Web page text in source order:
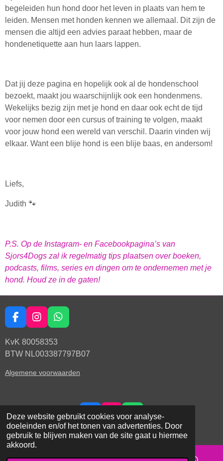
Deze website gebruikt cookies voor analyse-
doeleinden en/of het tonen van advertenties. Door
gebruik te blijven maken van de site gaat u hiermee
akkoord.
begeleiden hun hond door het leven in plaats van hem te
leiden. Mensen met honden kennen we allemaal. Dit zijn de
mensen die altijd een advies paraat hebben, maar de
hondenetiquette aan hun laars lappen.
Dat jij deze pagina en hopelijk ook al de hondenschool
bezoekt, maakt jou waarschijnlijk ook een hondenmens.
Wekelijks bezig zijn met je hond en daar ook echt de tijd
voor nemen door een cursus of training te volgen, maakt
voor jouw hond een wereld van verschil. Daarin vinden wij
elkaar. Want een blije hond is een blije baas, en andersom!
Liefs,
Judith 🐾
P.S. Op de Instagram- en Facebookpagina’s van
Sjors4Dogs zal ik regelmatig tips plaatsen over boeken,
podcasts, films, series en dingen om te ondernemen met je
hond. Houd ze in de gaten!
F
a
c
e
b
o
I
n
s
t
a
r
W
h
t
s
p
KvK 80058353
BTW NL003387797B07
Algemene voorwaarden
F
a
c
I
n
s
W
h
a
© 2020 - 2025 Sjors4Dogs